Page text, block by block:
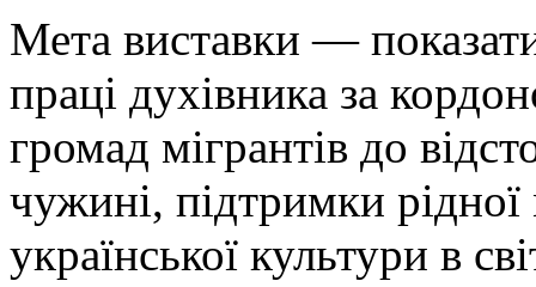
Мета виставки — показати
праці духівника за
громад мігрантів до
чужині, підтримки
української культури в